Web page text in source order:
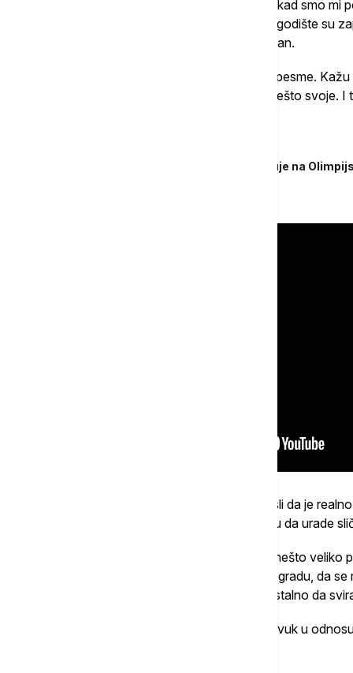
"Baš malo ljudi sluša ovu vrstu muzike, ali kad smo
mnogo mojih drugova i ljudi koji su u moje godište su
muzike i svidelo im se zapravo", kaže Dušan.
Na YouTube-u Maršali su objavili svoje tri pesme.
koji sviraju obrade, a oni žele da ponude nešto svoje. I
Crtež za medalju: Petra Kovačević putuje na
Kako nam kaže frontman Strahinja, ne misli da je
bi još jednu grupu mladih uspeli da motivišu da urade
"Znam da je jako teško da neko postigne nešto veliko
imam je da budemo dovoljno bitni u ovom gradu, da
centar, pa da imamo mesto gde možemo stalno da
Iako ovi srednjoškolci slede nešto mekši zvuk u